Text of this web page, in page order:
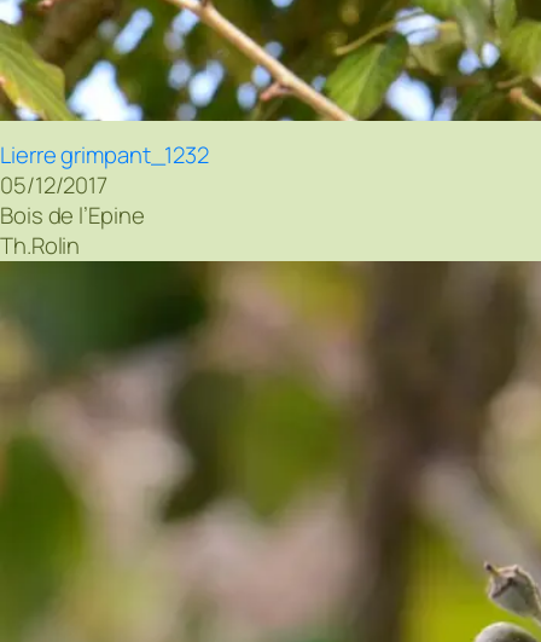
Lierre grimpant_1232
05/12/2017
Bois de l’Epine
Th.Rolin